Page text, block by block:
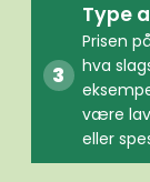
Type
Prisen
hva
være
eller